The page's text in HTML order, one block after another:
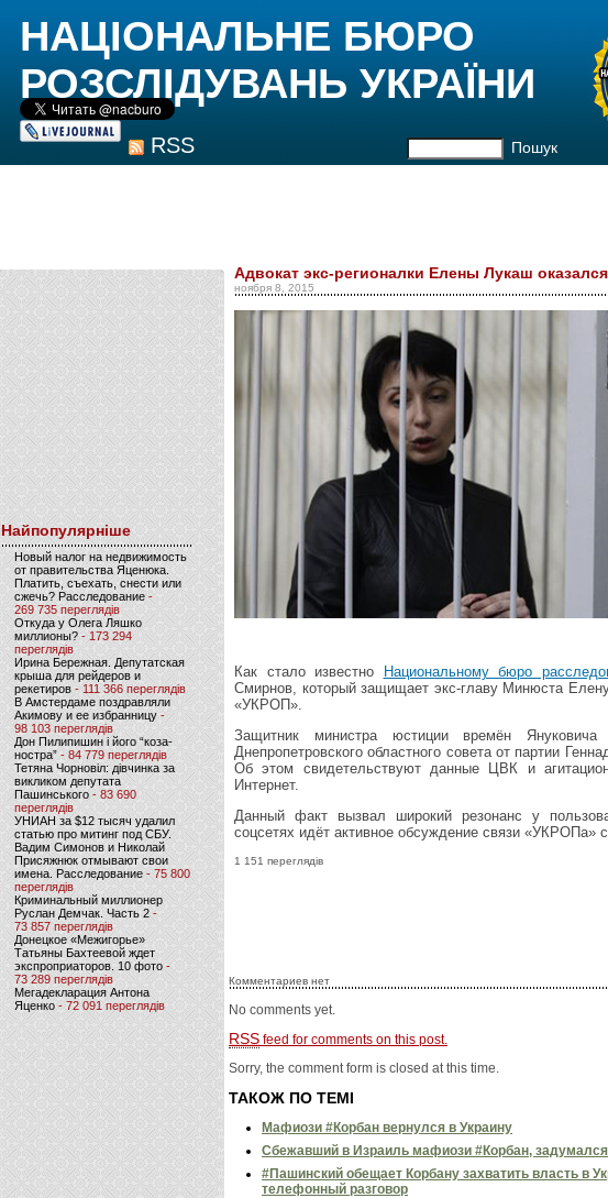
RSS Пошук
НАЦІОНАЛЬНЕ БЮРО
РОЗСЛІДУВАНЬ УКРАЇНИ
Найпопулярніше
Новый налог на недвижимость
от правительства Яценюка.
Платить, съехать, снести или
сжечь? Расследование-
269 735 переглядів
Откуда у Олега Ляшко
миллионы? - 173 294
переглядів
Ирина Бережная. Депутатская
крыша для рейдеров и
рекетиров - 111 366 переглядів
В Амстердаме поздравляли
Акимову и ее избранницу -
98 103 переглядів
Дон Пилипишин і його “коза-
ностра” - 84 779 переглядів
Тетяна Чорновіл: дівчинка за
викликом депутата
Пашинського- 83 690
переглядів
УНИАН за $12 тысяч удалил
статью про митинг под СБУ.
Вадим Симонов и Николай
Присяжнюк отмывают свои
имена. Расследование - 75 800
переглядів
Криминальный миллионер
Руслан Демчак. Часть 2-
73 857 переглядів
Донецкое «Межигорье»
Татьяны Бахтеевой ждет
экспроприаторов. 10 фото -
73 289 переглядів
Мегадекларация Антона
Яценко - 72 091 переглядів
Адвокат экс-регионалки Елены Лукаш
ноября 8, 2015
Как стало известно Национальному бюро
Смирнов, который защищает экс-главу Минюста
«УКРОП».
Защитник министра юстиции времён
Днепропетровского областного совета от партии
Об этом свидетельствуют данные ЦВК и
Интернет.
Данный факт вызвал широкий резонанс у
соцсетях идёт активное обсуждение связи «УКРОПа»
1 151 переглядів
Комментариев нет
No comments yet.
RSS feed for comments on this post.
Sorry, the comment form is closed at this time.
ТАКОЖ ПО ТЕМІ
Мафиози #Корбан вернулся в Украину
Сбежавший в Израиль мафиози #Корбан,
#Пашинский обещает Корбану захватить власть в
телефонный разговор